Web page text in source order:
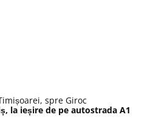
la ieșire de pe autostrada A1